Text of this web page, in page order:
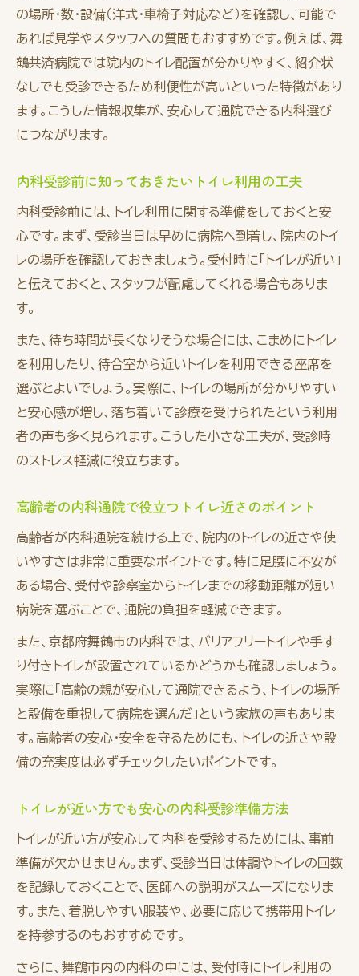
理想の内科を探すならアクセスと快適性が鍵
理想の内科はアクセスと快適性が選ぶポイン
ト
アクセス抜群で快適な内科を選ぶ方法
内科選びにおけるアクセス重視の重要性
トイレが近い方に快適な内科の探し方
高齢者も安心の内科診療快適化の実践策
の場所・数・設備（洋式・車椅子対応など）を確認し、可能で
あれば見学やスタッフへの質問もおすすめです。例えば、舞
鶴共済病院では院内のトイレ配置が分かりやすく、紹介状
なしでも受診できるため利便性が高いといった特徴があり
ます。こうした情報収集が、安心して通院できる内科選び
につながります。
内科受診前に知っておきたいトイレ利用の工夫
内科受診前には、トイレ利用に関する準備をしておくと安
心です。まず、受診当日は早めに病院へ到着し、院内のトイ
レの場所を確認しておきましょう。受付時に「トイレが近い」
と伝えておくと、スタッフが配慮してくれる場合もありま
す。
また、待ち時間が長くなりそうな場合には、こまめにトイレ
を利用したり、待合室から近いトイレを利用できる座席を
選ぶとよいでしょう。実際に、トイレの場所が分かりやすい
と安心感が増し、落ち着いて診療を受けられたという利用
者の声も多く見られます。こうした小さな工夫が、受診時
のストレス軽減に役立ちます。
高齢者の内科通院で役立つトイレ近さのポイント
高齢者が内科通院を続ける上で、院内のトイレの近さや使
いやすさは非常に重要なポイントです。特に足腰に不安が
ある場合、受付や診察室からトイレまでの移動距離が短い
病院を選ぶことで、通院の負担を軽減できます。
また、京都府舞鶴市の内科では、バリアフリートイレや手す
り付きトイレが設置されているかどうかも確認しましょう。
実際に「高齢の親が安心して通院できるよう、トイレの場所
と設備を重視して病院を選んだ」という家族の声もありま
す。高齢者の安心・安全を守るためにも、トイレの近さや設
備の充実度は必ずチェックしたいポイントです。
トイレが近い方でも安心の内科受診準備方法
トイレが近い方が安心して内科を受診するためには、事前
準備が欠かせません。まず、受診当日は体調やトイレの回数
を記録しておくことで、医師への説明がスムーズになりま
す。また、着脱しやすい服装や、必要に応じて携帯用トイレ
を持参するのもおすすめです。
さらに、舞鶴市内の内科の中には、受付時にトイレ利用の